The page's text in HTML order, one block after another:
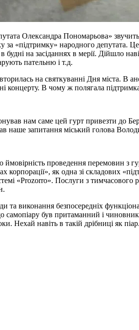
Олександра Пономарьова»
«підтримку» народного депутата.
будні на засіданнях в мерії.
пательню і т.д.
на святкуванні Дня міста. В
концерту. В чому ж полягала
нам саме цей гурт привезти до
наше запитання міський голова
проведення перемовин з
як одна зі складових
«Prozorro». Послуги з
та виконання безпосередніх
самопіару був притаманний і
Нехай навіть в такій дрібниці як піар.